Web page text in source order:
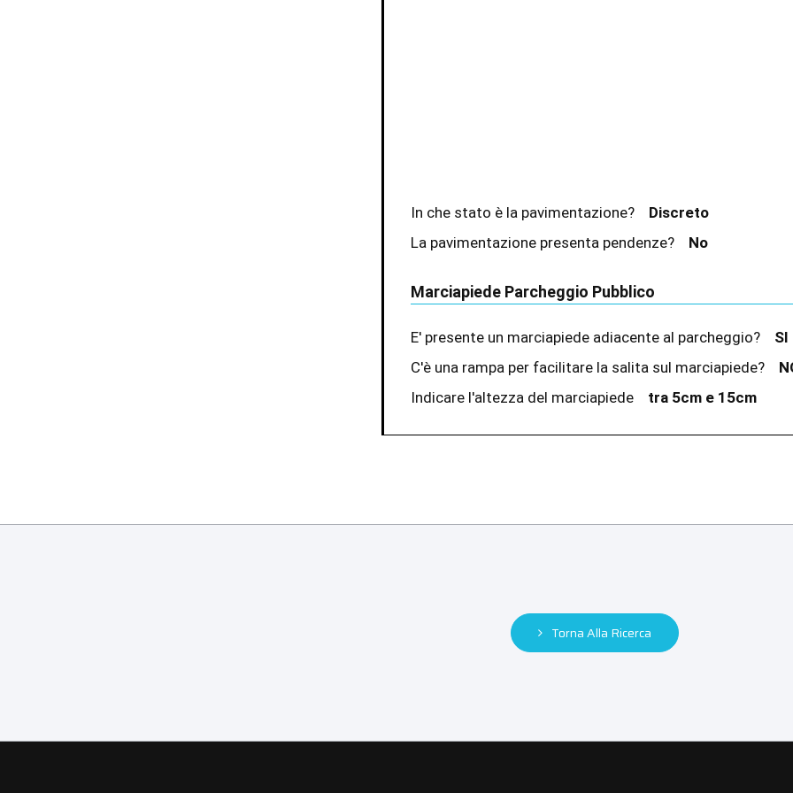
In che stato è la pavimentazione?
Discreto
La pavimentazione presenta pendenze?
No
Marciapiede Parcheggio Pubblico
E' presente un marciapiede adiacente al parcheggio?
C'è una rampa per facilitare la salita sul marciapiede?
Indicare l'altezza del marciapiede
tra 5cm e 15cm
Torna Alla Ricerca